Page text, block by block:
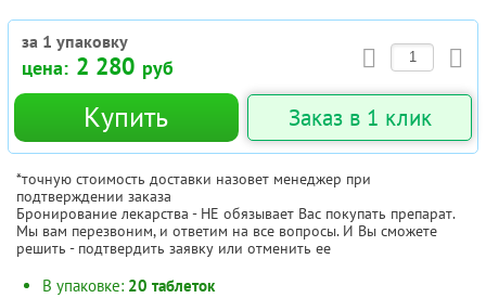
за 1 упаковку
цена: 2 280 руб
Купить Заказ в 1 клик
*точную стоимость доставки назовет менеджер при
подтверждении заказа
Бронирование лекарства - НЕ обязывает Вас покупать препарат.
Мы вам перезвоним, и ответим на все вопросы. И Вы сможете
решить - подтвердить заявку или отменить ее
В упаковке: 20 таблеток